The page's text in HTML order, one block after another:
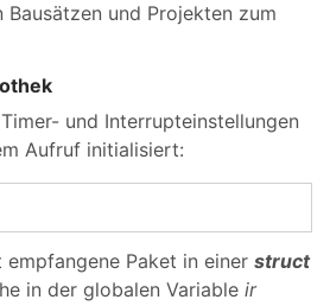
und Projekten zum
und Interrupteinstellungen
Aufruf initialisiert:
Paket in einer struct
in der globalen Variable ir